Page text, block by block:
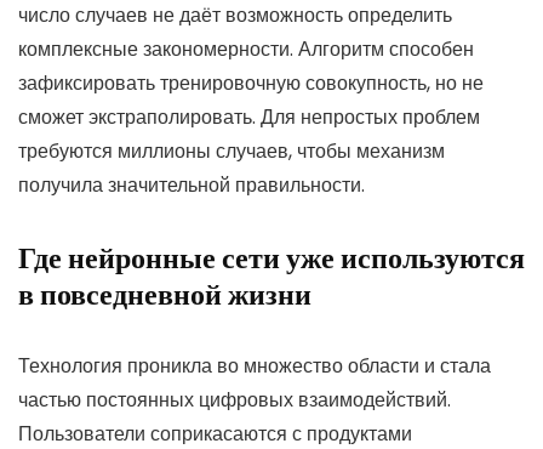
число случаев не даёт возможность определить
комплексные закономерности. Алгоритм способен
зафиксировать тренировочную совокупность, но не
сможет экстраполировать. Для непростых проблем
требуются миллионы случаев, чтобы механизм
получила значительной правильности.
Где нейронные сети уже используются
в повседневной жизни
Технология проникла во множество области и стала
частью постоянных цифровых взаимодействий.
Пользователи соприкасаются с продуктами